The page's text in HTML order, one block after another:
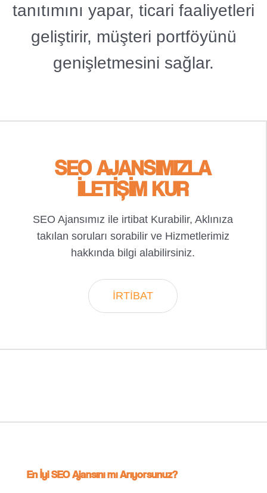
tanıtımını yapar, ticari faaliyetleri
geliştirir, müşteri portföyünü
genişletmesini sağlar.
SEO AJANSIMIZLA
İLETİŞİM KUR
SEO Ajansımız ile irtibat Kurabilir, Aklınıza
takılan soruları sorabilir ve Hizmetlerimiz
hakkında bilgi alabilirsiniz.
İRTİBAT
En İyi SEO Ajansını mı Arıyorsunuz?